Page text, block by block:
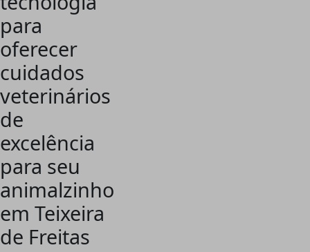
para
oferecer
cuidados
veterinários
de
excelência
para seu
animalzinho
em Teixeira
de Freitas